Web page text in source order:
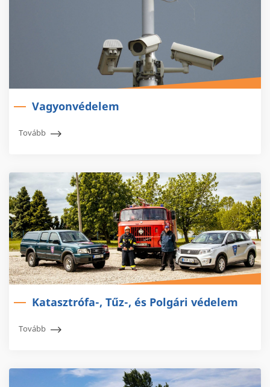
Vagyonvédelem
Tovább
Katasztrófa-, Tűz-, és Polgári védelem
Tovább